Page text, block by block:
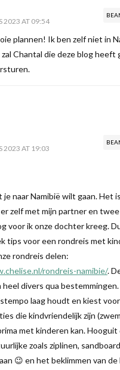
2023 AT 09:54
plannen! Ik ben zelf niet in
Chantal die deze blog heeft
2023 AT 19:03
naar Namibië wilt gaan. Het
zelf met mijn partner en
voor ik onze dochter kreeg.
tips voor een rondreis met
rondreis delen:
rondreis-namibie/.
heel divers qua
laag houdt en kiest voor
die kindvriendelijk zijn
met kinderen kan.
zoals ziplinen,
😉 en het beklimmen van de